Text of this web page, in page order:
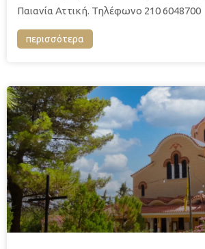
Παιανία Αττική. Τηλέφωνο 210 6048700
περισσότερα